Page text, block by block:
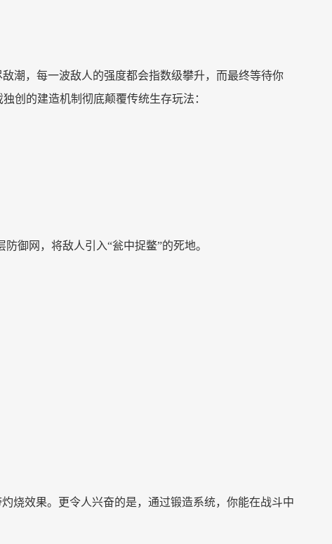
潮，每一波敌人的强度都会指数级攀升，而最终等待你
创的建造机制彻底颠覆传统生存玩法：
防御网，将敌人引入“瓮中捉鳖”的死地。
烧效果。更令人兴奋的是，通过锻造系统，你能在战斗中